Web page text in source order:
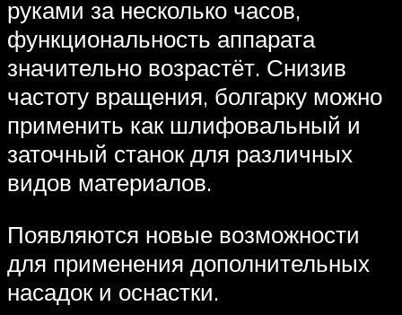
руками за несколько часов,
функциональность аппарата
значительно возрастёт. Снизив
частоту вращения, болгарку можно
применить как шлифовальный и
заточный станок для различных
видов материалов.
Появляются новые возможности
для применения дополнительных
насадок и оснастки.